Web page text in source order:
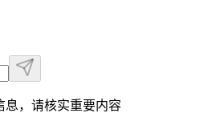
息，请核实重要内容